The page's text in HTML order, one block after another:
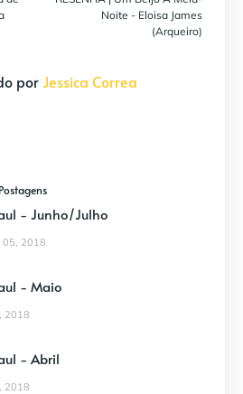
Noite - Eloisa James
(Arqueiro)
porJessica Correa
- Junho/Julho
05, 2018
- Maio
2018
- Abril
2018